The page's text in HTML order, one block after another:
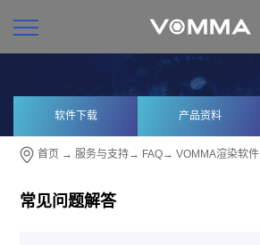
软件下载 产品资料
首页 →服务与支持→ FAQ→VOMMA渲染软件
常见问题解答